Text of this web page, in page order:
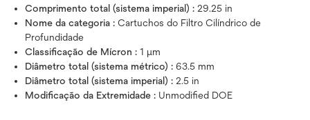
Comprimento total (sistema imperial) : 29.25 in
Nome da categoria : Cartuchos do Filtro Cilíndrico de
Profundidade
Classificação de Mícron : 1 μm
Diâmetro total (sistema métrico) : 63.5 mm
Diâmetro total (sistema imperial) : 2.5 in
Modificação da Extremidade : Unmodified DOE